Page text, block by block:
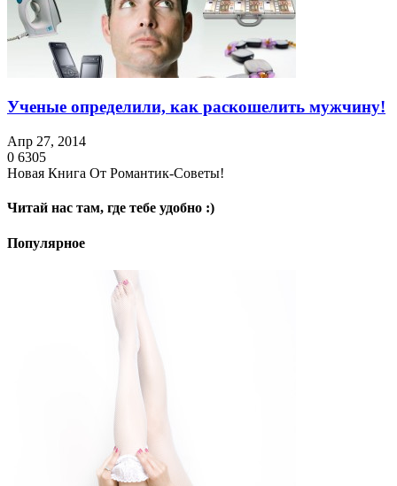
Ученые определили, как раскошелить мужчину!
Апр 27, 2014
0 6305
Новая Книга От Романтик-Советы!
Читай нас там, где тебе удобно :)
Популярное